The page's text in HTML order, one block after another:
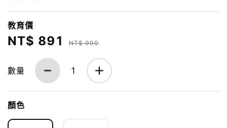
教育價
NT$ 891 NT$ 990
數量 1
顏色